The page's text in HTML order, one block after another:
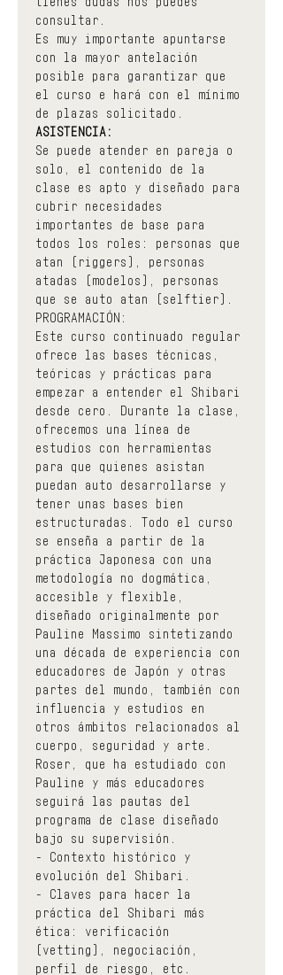
consultar.
Es muy importante apuntarse
con la mayor antelación
posible para garantizar que
el curso e hará con el mínimo
de plazas solicitado.
ASISTENCIA:
Se puede atender en pareja o
solo, el contenido de la
clase es apto y diseñado para
cubrir necesidades
importantes de base para
todos los roles: personas que
atan (riggers), personas
atadas (modelos), personas
que se auto atan (selftier).
PROGRAMACIÓN:
Este curso continuado regular
ofrece las bases técnicas,
teóricas y prácticas para
empezar a entender el Shibari
desde cero. Durante la clase,
ofrecemos una línea de
estudios con herramientas
para que quienes asistan
puedan auto desarrollarse y
tener unas bases bien
estructuradas. Todo el curso
se enseña a partir de la
práctica Japonesa con una
metodología no dogmática,
accesible y flexible,
diseñado originalmente por
Pauline Massimo sintetizando
una década de experiencia con
educadores de Japón y otras
partes del mundo, también con
influencia y estudios en
otros ámbitos relacionados al
cuerpo, seguridad y arte.
Roser, que ha estudiado con
Pauline y más educadores
seguirá las pautas del
programa de clase diseñado
bajo su supervisión.
- Contexto histórico y
evolución del Shibari.
- Claves para hacer la
práctica del Shibari más
ética: verificación
(vetting), negociación,
perfil de riesgo, etc.